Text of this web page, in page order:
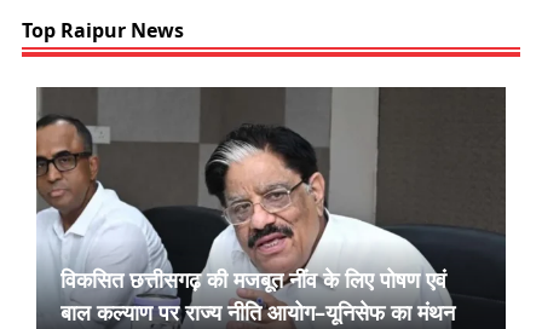
Top Raipur News
विकसित छत्तीसगढ़ की मजबूत नींव के लिए पोषण एवं
बाल कल्याण पर राज्य नीति आयोग–यूनिसेफ का मंथन